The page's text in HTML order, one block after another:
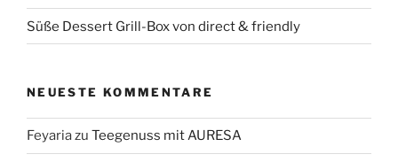
Süße Dessert Grill-Box von direct & friendly
NEUESTE KOMMENTARE
Feyariazu Teegenuss mit AURESA